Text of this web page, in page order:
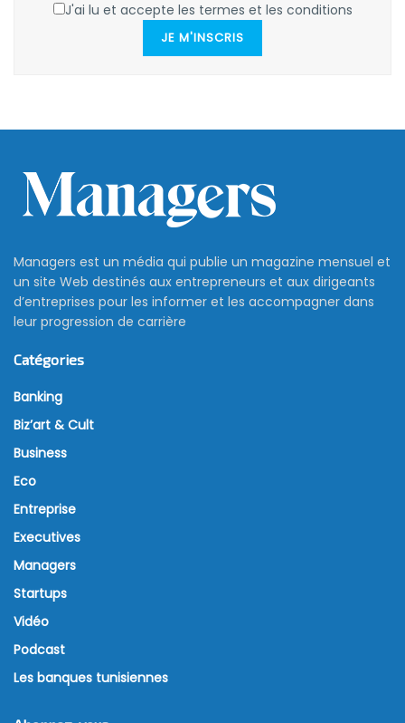
J'ai lu et accepte les termes et les conditions
JE M'INSCRIS
Managers est un média qui publie un magazine mensuel et
un site Web destinés aux entrepreneurs et aux dirigeants
d’entreprises pour les informer et les accompagner dans
leur progression de carrière
Catégories
Banking
Biz’art & Cult
Business
Eco
Entreprise
Executives
Managers
Startups
Vidéo
Podcast
Les banques tunisiennes